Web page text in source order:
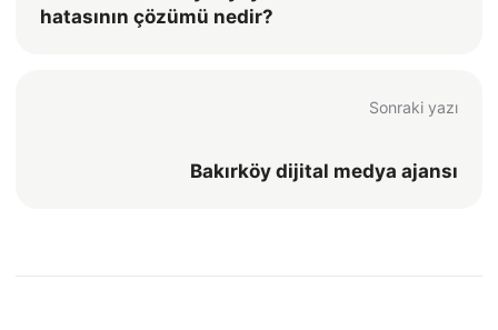
hatasının çözümü nedir?
Sonraki yazı
Bakırköy dijital medya ajansı